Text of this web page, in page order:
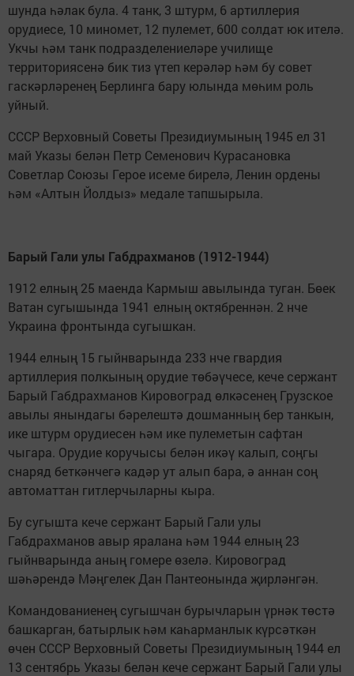
шунда һәлак була. 4 танк, 3 штурм, 6 артиллерия
орудиесе, 10 миномет, 12 пулемет, 600 солдат юк ителә.
Укчы һәм танк подразделениеләре училище
территориясенә бик тиз үтеп керәләр һәм бу совет
гаскәрләренең Берлинга бару юлында мөһим роль
уйный.
СССР Верховный Советы Президиумының 1945 ел 31
май Указы белән Петр Семенович Курасановка
Советлар Союзы Герое исеме бирелә, Ленин ордены
һәм «Алтын Йолдыз» медале тапшырыла.
Барый Гали улы Габдрахманов (1912-1944)
1912 елның 25 маенда Кармыш авылында туган. Бөек
Ватан сугышында 1941 елның октябреннән. 2 нче
Украина фронтында сугышкан.
1944 елның 15 гыйнварында 233 нче гвардия
артиллерия полкының орудие төбәүчесе, кече сержант
Барый Габдрахманов Кировоград өлкәсенең Грузское
авылы янындагы бәрелештә дошманның бер танкын,
ике штурм орудиесен һәм ике пулеметын сафтан
чыгара. Орудие коручысы белән икәү калып, соңгы
снаряд беткәнчегә кадәр ут алып бара, ә аннан соң
автоматтан гитлерчыларны кыра.
Бу сугышта кече сержант Барый Гали улы
Габдрахманов авыр яралана һәм 1944 елның 23
гыйнварында аның гомере өзелә. Кировоград
шәһәрендә Мәңгелек Дан Пантеонында җирләнгән.
Командованиенең сугышчан бурычларын үрнәк төстә
башкарган, батырлык һәм каһарманлык күрсәткән
өчен СССР Верховный Советы Президиумының 1944 ел
13 сентябрь Указы белән кече сержант Барый Гали улы